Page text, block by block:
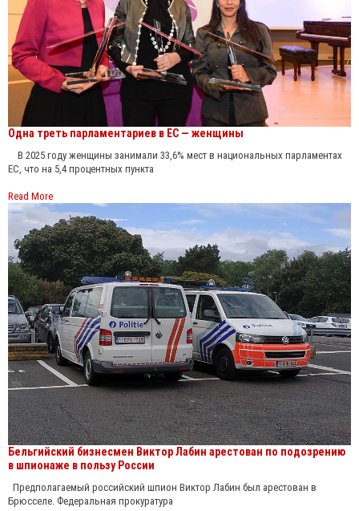
Одна треть парламентариев в ЕС — женщины
В 2025 году женщины занимали 33,6% мест в национальных парламентах
ЕС, что на 5,4 процентных пункта
Read More
Бельгийский бизнесмен Виктор Лабин арестован по подозрению
в шпионаже в пользу России
Предполагаемый российский шпион Виктор Лабин был арестован в
Брюсселе. Федеральная прокуратура